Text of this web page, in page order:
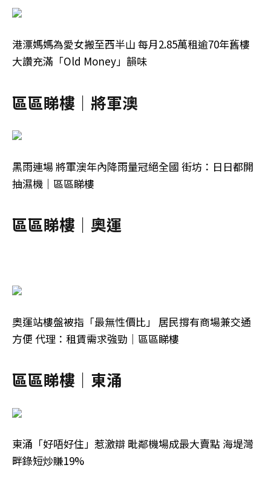
港漂媽媽為愛女搬至西半山 每月2.85萬租逾70年舊樓
大讚充滿「Old Money」韻味
區區睇樓｜將軍澳
黑雨連場 將軍澳年內降雨量冠絕全國 街坊：日日都開
抽濕機｜區區睇樓
區區睇樓｜奧運
奧運站樓盤被指「最無性價比」 居民撐有商場兼交通
方便 代理：租賃需求強勁｜區區睇樓
區區睇樓｜東涌
東涌「好唔好住」惹激辯 毗鄰機場成最大賣點 海堤灣
畔錄短炒賺19%